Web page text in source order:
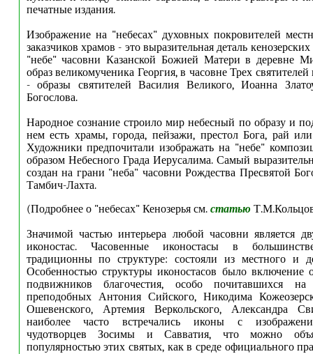
печатные издания.
Изображение на "небесах" духовных покровителей
заказчиков храмов - это выразительная деталь
"небе" часовни Казанской Божией Матери в деревне
образ великомученика Георгия, в часовне Трех
- образы святителей Василия Великого, Иоанна
Богослова.
Народное сознание строило мир небесный по образу и
нем есть храмы, города, пейзажи, престол Бога, рай
Художники предпочитали изображать на "небе"
образом Небесного Града Иерусалима. Самый
создан на грани "неба" часовни Рождества Пресвятой
Тамбич-Лахта.
(Подробнее о "небесах" Кенозерья см. статью
Значимой частью интерьера любой часовни является
иконостас. Часовенные иконостасы в
традиционны по структуре: состояли из местного и
Особенностью структуры иконостасов было включение
подвижников благочестия, особо почитавшихся на
преподобных Антония Сийского, Никодима
Ошевенского, Артемия Веркольского, Александра
наиболее часто встречались иконы с
чудотворцев Зосимы и Савватия, что можно
популярностью этих святых, как в среде официального